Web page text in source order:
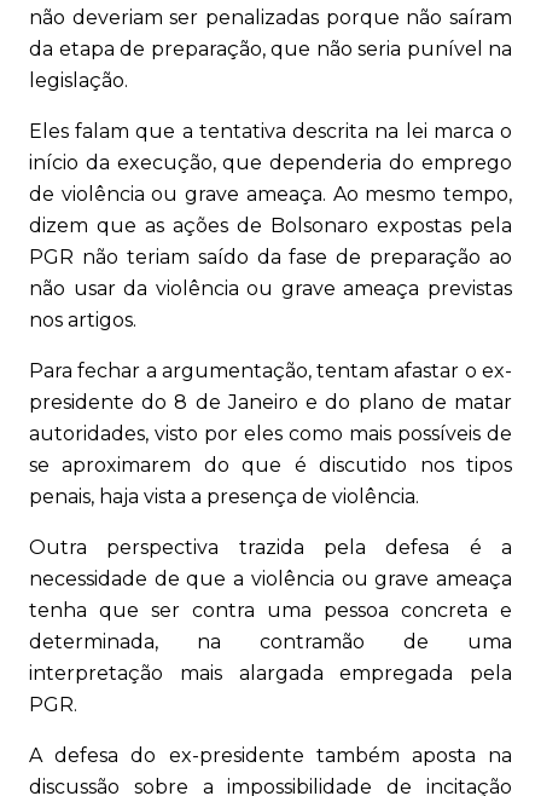
não deveriam ser penalizadas porque não saíram
da etapa de preparação, que não seria punível na
legislação.
Eles falam que a tentativa descrita na lei marca o
início da execução, que dependeria do emprego
de violência ou grave ameaça. Ao mesmo tempo,
dizem que as ações de Bolsonaro expostas pela
PGR não teriam saído da fase de preparação ao
não usar da violência ou grave ameaça previstas
nos artigos.
Para fechar a argumentação, tentam afastar o ex-
presidente do 8 de Janeiro e do plano de matar
autoridades, visto por eles como mais possíveis de
se aproximarem do que é discutido nos tipos
penais, haja vista a presença de violência.
Outra perspectiva trazida pela defesa é a
necessidade de que a violência ou grave ameaça
tenha que ser contra uma pessoa concreta e
determinada, na contramão de uma
interpretação mais alargada empregada pela
PGR.
A defesa do ex-presidente também aposta na
discussão sobre a impossibilidade de incitação